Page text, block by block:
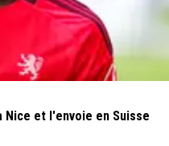
Nice et l'envoie en Suisse